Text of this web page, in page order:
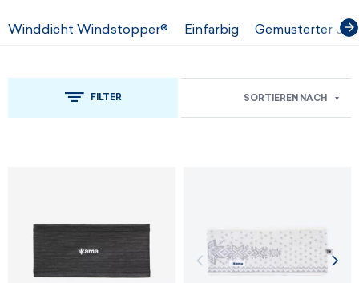
Winddicht Windstopper® Einfarbig Gemusterter
FILTER SORTIEREN NACH